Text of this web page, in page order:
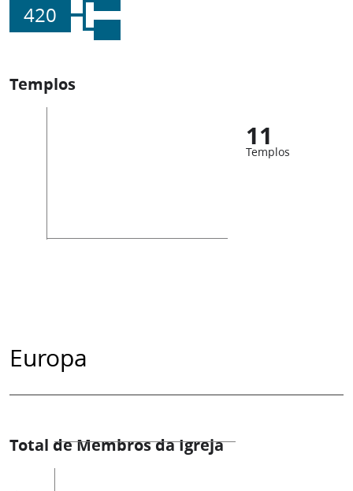
420
Templos
11
Templos
Europa
Total de Membros da Igreja